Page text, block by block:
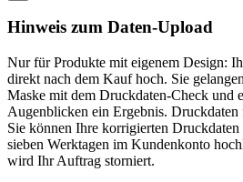
Hinweis zum Daten-Upload
Nur für Produkte mit eigenem Design:
direkt nach dem Kauf hoch. Sie
Maske mit dem Druckdaten-Check und
Augenblicken ein Ergebnis.
Sie können Ihre korrigierten
sieben Werktagen im Kundenkonto
wird Ihr Auftrag storniert.